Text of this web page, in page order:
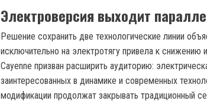
Электроверсия выходит
Решение сохранить две технологические линии
исключительно на электротягу привела к
Cayenne призван расширить аудиторию:
заинтересованных в динамике и современных
модификации продолжат закрывать традиционный